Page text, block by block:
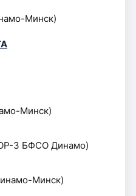
Минск)
Минск)
3 БФСО Динамо)
Минск)